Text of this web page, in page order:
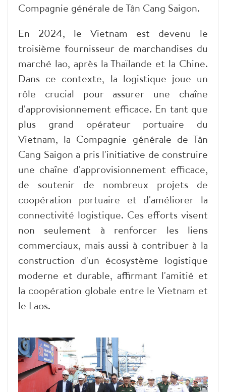
Compagnie générale de Tân Cang Saigon.
En 2024, le Vietnam est devenu le
troisième fournisseur de marchandises du
marché lao, après la Thaïlande et la Chine.
Dans ce contexte, la logistique joue un
rôle crucial pour assurer une chaîne
d'approvisionnement efficace. En tant que
plus grand opérateur portuaire du
Vietnam, la Compagnie générale de Tân
Cang Saigon a pris l'initiative de construire
une chaîne d'approvisionnement efficace,
de soutenir de nombreux projets de
coopération portuaire et d'améliorer la
connectivité logistique. Ces efforts visent
non seulement à renforcer les liens
commerciaux, mais aussi à contribuer à la
construction d'un écosystème logistique
moderne et durable, affirmant l'amitié et
la coopération globale entre le Vietnam et
le Laos.